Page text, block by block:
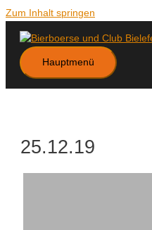
Zum Inhalt springen
Hauptmenü
25.12.19